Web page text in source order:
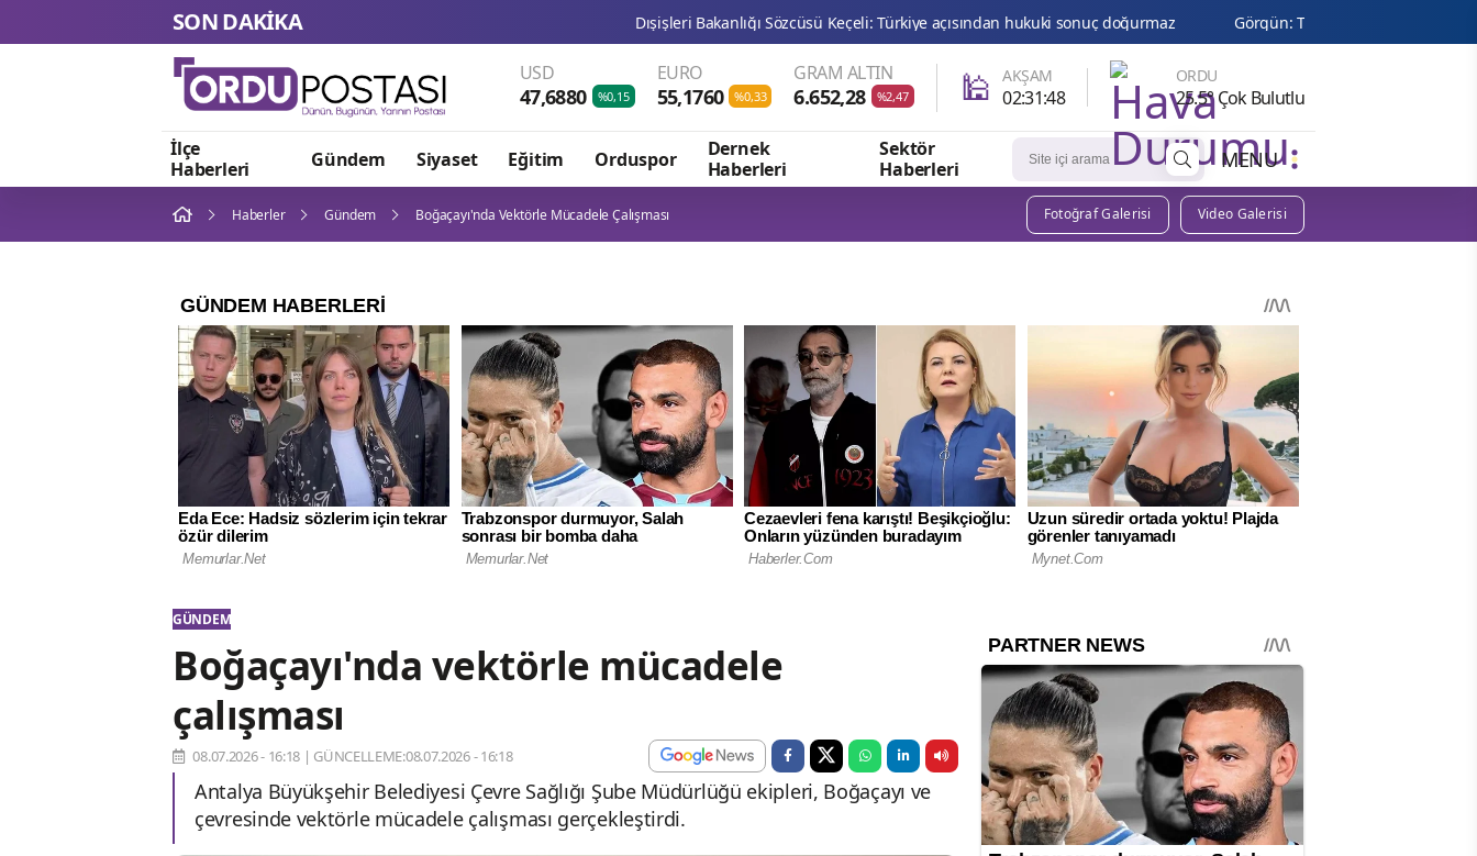
SON DAKİKA Dışişleri Bakanlığı Sözcüsü Keçeli: Türkiye açısından hukuki sonuç doğurmaz Görgün: TSK Güçlendirme Vakfı'nın Erzurum
USD
47,6880 %0,15
EURO
55,1760 %0,33
GRAM ALTIN
6.652,28 %2,47 🕌 AKŞAM
02:31:47
ORDU
25.5° Çok Bulutlu
İlçe
Haberleri
Gündem Siyaset Eğitim Orduspor
Dernek
Haberleri
Sektör
Haberleri
MENU
Haberler Gündem Boğaçayı'nda Vektörle Mücadele Çalışması Fotoğraf Galerisi Video Galerisi
GÜNDEM
Boğaçayı'nda vektörle mücadele
çalışması
08.07.2026 - 16:18 | GÜNCELLEME:08.07.2026 - 16:18
Antalya Büyükşehir Belediyesi Çevre Sağlığı Şube Müdürlüğü ekipleri, Boğaçayı ve
çevresinde vektörle mücadele çalışması gerçekleştirdi.